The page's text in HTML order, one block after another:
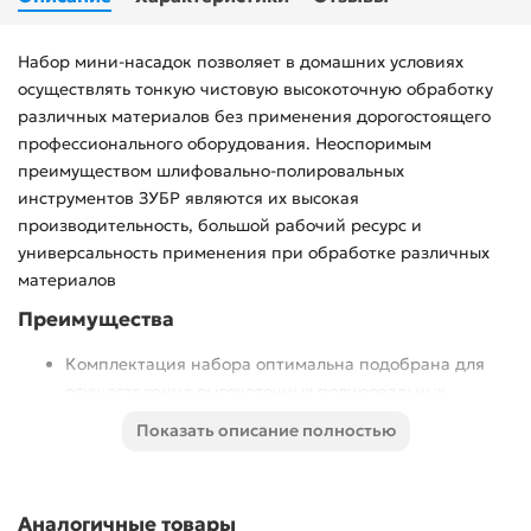
Набор мини-насадок позволяет в домашних условиях
осуществлять тонкую чистовую высокоточную обработку
различных материалов без применения дорогостоящего
профессионального оборудования. Неоспоримым
преимуществом шлифовально-полировальных
инструментов ЗУБР являются их высокая
производительность, большой рабочий ресурс и
универсальность применения при обработке различных
материалов
Преимущества
Комплектация набора оптимальна подобрана для
Показать описание полностью
Аналогичные товары